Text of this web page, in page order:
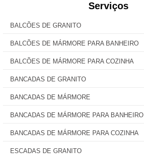
Serviços
BALCÕES DE GRANITO
BALCÕES DE MÁRMORE PARA BANHEIRO
BALCÕES DE MÁRMORE PARA COZINHA
BANCADAS DE GRANITO
BANCADAS DE MÁRMORE
BANCADAS DE MÁRMORE PARA BANHEIRO
BANCADAS DE MÁRMORE PARA COZINHA
ESCADAS DE GRANITO